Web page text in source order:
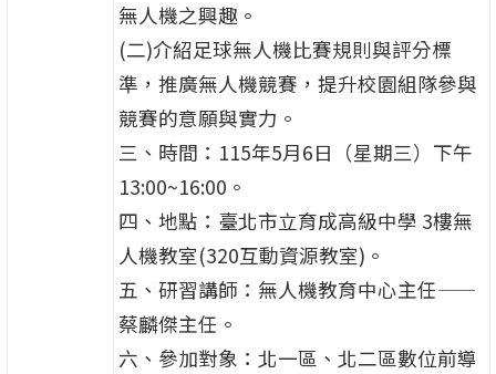
無人機之興趣。
(二)介紹足球無人機比賽規則與評分標
準，推廣無人機競賽，提升校園組隊參與
競賽的意願與實力。
三、時間：115年5月6日（星期三）下午
13:00~16:00。
四、地點：臺北市立育成高級中學 3樓無
人機教室(320互動資源教室)。
五、研習講師：無人機教育中心主任——
蔡麟傑主任。
六、參加對象：北一區、北二區數位前導